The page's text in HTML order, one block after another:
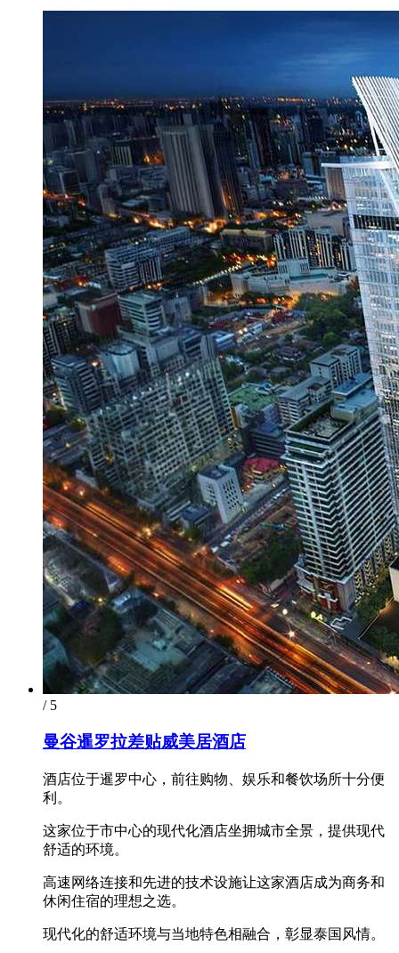
/ 5
曼谷暹罗拉差贴威美居酒店
酒店位于暹罗中心，前往购物、娱乐和餐饮场所十分便
利。
这家位于市中心的现代化酒店坐拥城市全景，提供现代
舒适的环境。
高速网络连接和先进的技术设施让这家酒店成为商务和
休闲住宿的理想之选。
现代化的舒适环境与当地特色相融合，彰显泰国风情。